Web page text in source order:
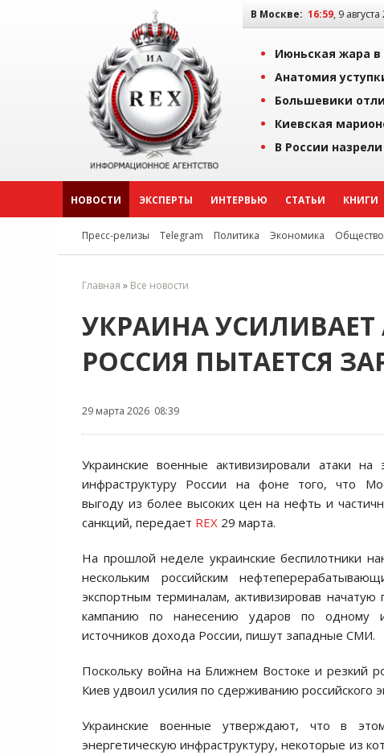
В Москве: 16:59, 9
Июньская жара
Анатомия
Большевики
Киевская
В России
НОВОСТИ ЭКСПЕРТЫ ИНТЕРВЬЮ СТАТЬИ КНИГИ
Пресс-релизы Telegram Политика Экономика Общество
Главная » Все новости
УКРАИНА
РОССИЯ ПЫТАЕТСЯ
29 марта 2026 08:39
Украинские военные активизировали атаки на
инфраструктуру России на фоне того, что
выгоду из более высоких цен на нефть и
санкций, передает REX 29 марта.
На прошлой неделе украинские беспилотники
нескольким российским
экспортным терминалам, активизировав
кампанию по нанесению ударов по одному
источников дохода России, пишут западные СМИ.
Поскольку война на Ближнем Востоке и резкий
Киев удвоил усилия по сдерживанию российского
Украинские военные утверждают, что в
энергетическую инфраструктуру, некоторые из